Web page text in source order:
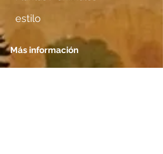
estilo
Más información